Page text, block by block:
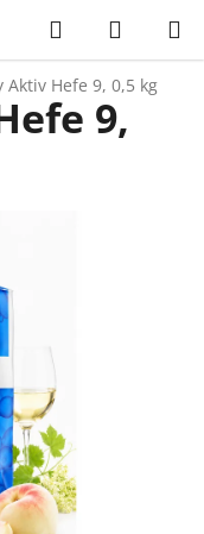
Hľadať
KOŠÍK
Aktiv Hefe 9, 0,5 kg
9,